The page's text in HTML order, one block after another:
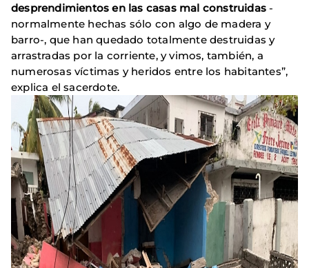
desprendimientos en las casas mal construidas -
normalmente hechas sólo con algo de madera y
barro-, que han quedado totalmente destruidas y
arrastradas por la corriente, y vimos, también, a
numerosas víctimas y heridos entre los habitantes”,
explica el sacerdote.